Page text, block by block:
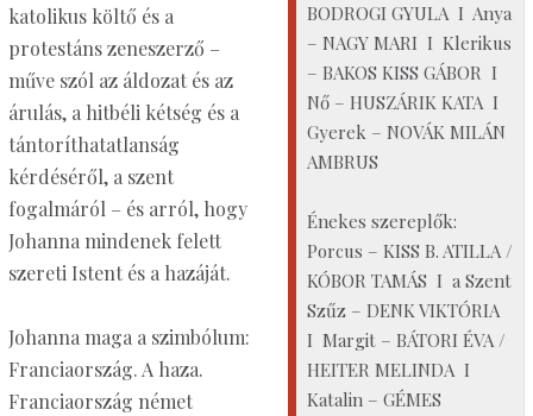
BODROGI GYULA I Anya
– NAGY MARI I Klerikus
– BAKOS KISS GÁBOR I
Nő – HUSZÁRIK KATA I
Gyerek – NOVÁK MILÁN
AMBRUS
Énekes szereplők:
Porcus – KISS B. ATILLA /
KÓBOR TAMÁS I a Szent
Szűz – DENK VIKTÓRIA
I Margit – BÁTORI ÉVA /
HEITER MELINDA I
Katalin – GÉMES
katolikus költő és a
protestáns zeneszerző –
műve szól az áldozat és az
árulás, a hitbéli kétség és a
tántoríthatatlanság
kérdéséről, a szent
fogalmáról – és arról, hogy
Johanna mindenek felett
szereti Istent és a hazáját.
Johanna maga a szimbólum:
Franciaország. A haza.
Franciaország német